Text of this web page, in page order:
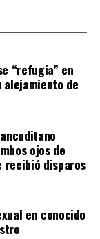
de la
que cumplía
y
Conservador
rechazada.
el nuevo
para
venían
aunque ahora
requisitos
de la
“refugia” en
de
ojos de
recibió disparos
en conocido